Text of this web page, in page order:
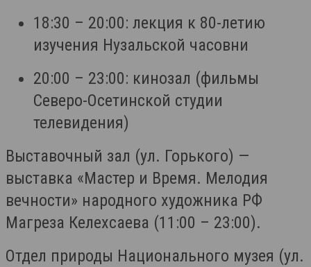
18:30 – 20:00: лекция к 80-летию
изучения Нузальской часовни
20:00 – 23:00: кинозал (фильмы
Северо-Осетинской студии
телевидения)
Выставочный зал (ул. Горького) —
выставка «Мастер и Время. Мелодия
вечности» народного художника РФ
Магреза Келехсаева (11:00 – 23:00).
Отдел природы Национального музея (ул.